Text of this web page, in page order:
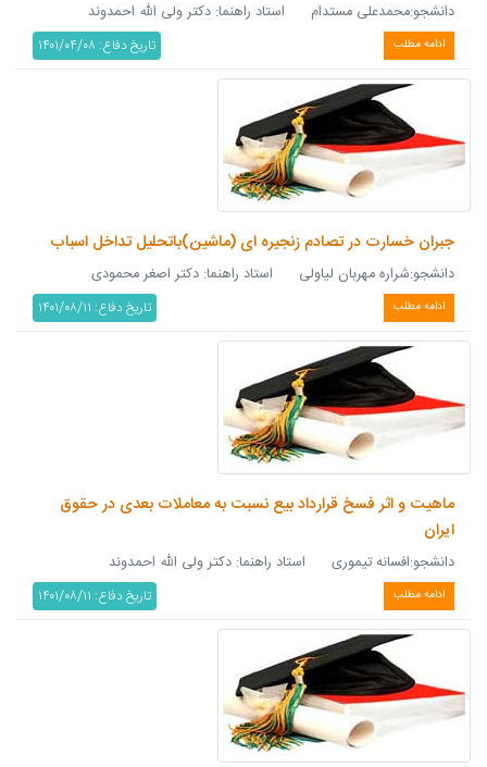
دانشجو:محمدعلی مستدام استاد راهنما: دکتر ولی الله احمدوند
ادامه مطلب تاریخ دفاع: ۱۴۰۱/۰۴/۰۸
جبران خسارت در تصادم زنجیره ای (ماشین)باتحلیل تداخل اسباب
دانشجو:شراره مهربان لیاولی استاد راهنما: دکتر اصغر محمودی
ادامه مطلب تاریخ دفاع: ۱۴۰۱/۰۸/۱۱
ماهیت و اثر فسخ قرارداد بیع نسبت به معاملات بعدی در حقوق
ایران
دانشجو:افسانه تیموری استاد راهنما: دکتر ولی الله احمدوند
ادامه مطلب تاریخ دفاع: ۱۴۰۱/۰۸/۱۱